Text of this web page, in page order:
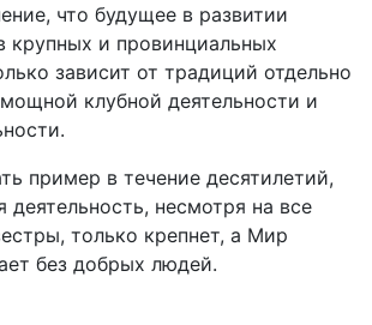
что будущее в развитии
крупных и провинциальных
зависит от традиций отдельно
клубной деятельности и
пример в течение десятилетий,
деятельность, несмотря на все
только крепнет, а Мир
без добрых людей.